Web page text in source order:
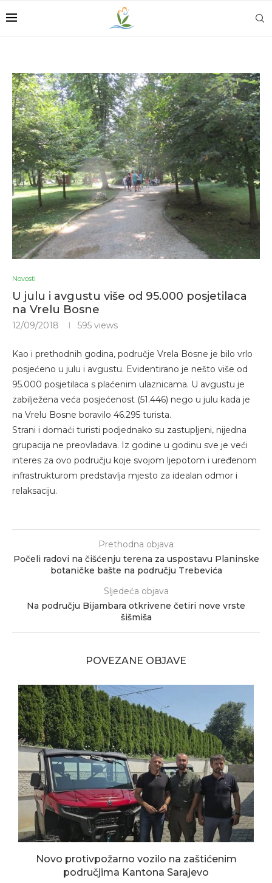
Novosti
U julu i avgustu više od 95.000 posjetilaca
na Vrelu Bosne
12/09/2018 595 views
Kao i prethodnih godina, područje Vrela Bosne je bilo vrlo
posjećeno u julu i avgustu. Evidentirano je nešto više od
95.000 posjetilaca s plaćenim ulaznicama. U avgustu je
zabilježena veća posjećenost (51.446) nego u julu kada je
na Vrelu Bosne boravilo 46.295 turista.
Strani i domaći turisti podjednako su zastupljeni, nijedna
grupacija ne preovladava. Iz godine u godinu sve je veći
interes za ovo području koje svojom ljepotom i uređenom
infrastrukturom predstavlja mjesto za idealan odmor i
relaksaciju.
Prethodna objava
Počeli radovi na čišćenju terena za uspostavu Planinske
botaničke bašte na području Trebevića
Sljedeća objava
Na području Bijambara otkrivene četiri nove vrste
šišmiša
POVEZANE OBJAVE
Novo protivpožarno vozilo na zaštićenim
područjima Kantona Sarajevo